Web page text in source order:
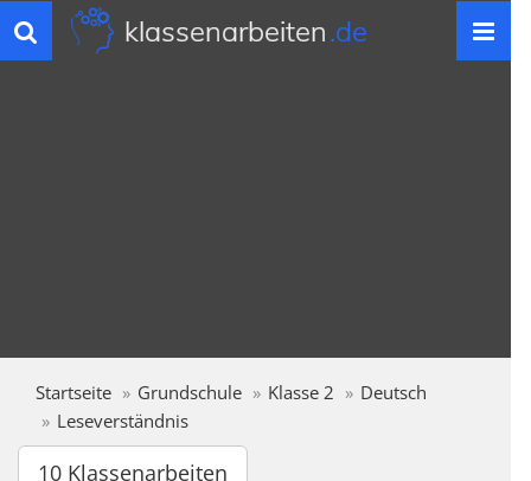
Toggle
navigation
klassenarbeiten.de
Startseite Grundschule Klasse 2
Deutsch
Leseverständnis
10 Klassenarbeiten